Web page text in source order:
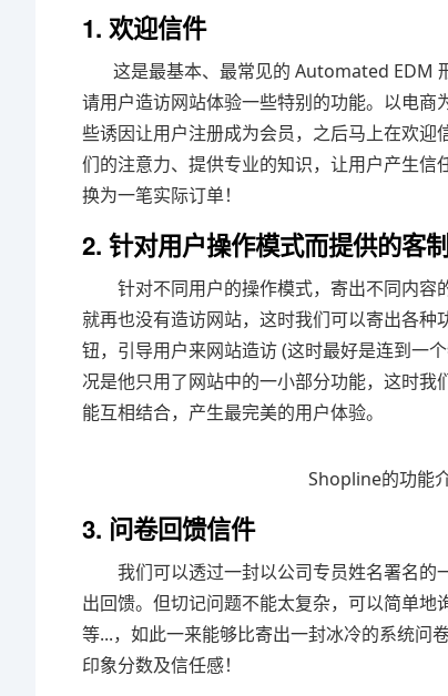
1. 欢迎信件
这是最基本、最常见的 Automated EDM
请用户造访网站体验一些特别的功能。以电
些诱因让用户注册成为会员，之后马上在欢
们的注意力、提供专业的知识，让用户产生
换为一笔实际订单！
2. 针对用户操作模式而提供的客
针对不同用户的操作模式，寄出不同内容
就再也没有造访网站，这时我们可以寄出各
钮，引导用户来网站造访 (这时最好是连到一
况是他只用了网站中的一小部分功能，这时
能互相结合，产生最完美的用户体验。
Shopline的功能介
3. 问卷回馈信件
我们可以透过一封以公司专员姓名署名的
出回馈。但切记问题不能太复杂，可以简单
等...，如此一来能够比寄出一封冰冷的系统问
印象分数及信任感！